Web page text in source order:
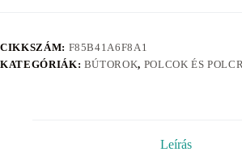
CIKKSZÁM: F85B41A6F8A1
KATEGÓRIÁK: BÚTOROK, POLCOK ÉS
Leírás